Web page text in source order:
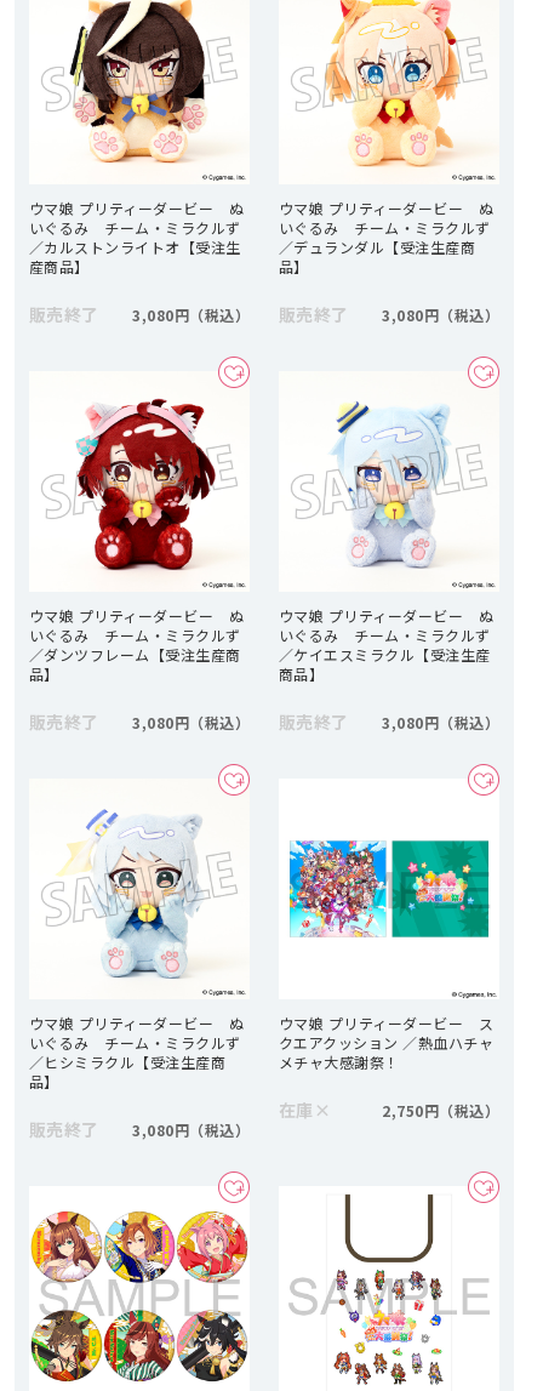
ウマ娘 プリティーダービー ぬ
いぐるみ チーム・ミラクルず
／カルストンライトオ【受注生
産商品】
販売終了 3,080円
ウマ娘 プリティーダービー ぬ
いぐるみ チーム・ミラクルず
／デュランダル【受注生産商
品】
販売終了 3,080円
ウマ娘 プリティーダービー ぬ
いぐるみ チーム・ミラクルず
／ダンツフレーム【受注生産商
品】
販売終了 3,080円
ウマ娘 プリティーダービー ぬ
いぐるみ チーム・ミラクルず
／ケイエスミラクル【受注生産
商品】
販売終了 3,080円
ウマ娘 プリティーダービー ぬ
いぐるみ チーム・ミラクルず
／ヒシミラクル【受注生産商
品】
販売終了 3,080円
ウマ娘 プリティーダービー ス
クエアクッション ／熱血ハチャ
メチャ大感謝祭！
在庫 × 2,750円